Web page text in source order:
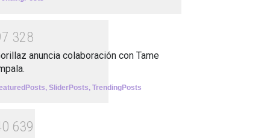
7 328
anuncia colaboración con Tame
, SliderPosts, TrendingPosts
0 639